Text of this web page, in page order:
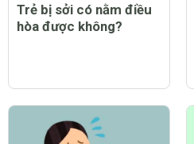
Trẻ bị sởi có nằm điều
hòa được không?